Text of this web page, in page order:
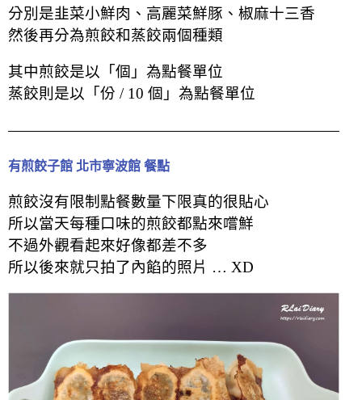
分別是韭菜小鮮肉、高麗菜鮮豚、椒麻十三香
然後再分為煎餃和蒸餃兩個種類
其中煎餃是以「個」為點餐單位
蒸餃則是以「份 / 10 個」為點餐單位
有煎餃子館 北市寧波館 餐點
煎餃沒有限制點餐數量下限真的很貼心
所以當天每種口味的煎餃都點來嚐鮮
不過外觀看起來好像都差不多
所以後來就只拍了內餡的照片 … XD